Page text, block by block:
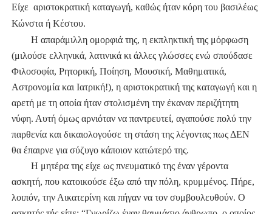
Είχε αριστοκρατική καταγωγή, καθώς ήταν κόρη του βασιλέως
Κώνστα ή Κέστου.
Η απαράμιλλη ομορφιά της, η εκπληκτική της μόρφωση
(μιλούσε ελληνικά, λατινικά κι άλλες γλώσσες ενώ σπούδασε
Φιλοσοφία, Ρητορική, Ποίηση, Μουσική, Μαθηματικά,
Αστρονομία και Ιατρική!), η αριστοκρατική της καταγωγή και η
αρετή με τη οποία ήταν στολισμένη την έκαναν περιζήτητη
νύφη. Αυτή όμως αρνιόταν να παντρευτεί, αγαπούσε πολύ την
παρθενία και δικαιολογούσε τη στάση της λέγοντας πως ΔΕΝ
θα έπαιρνε για σύζυγο κάποιον κατώτερό της.
Η μητέρα της είχε ως πνευματικό της έναν γέροντα
ασκητή, που κατοικούσε έξω από την πόλη, κρυμμένος. Πήρε,
λοιπόν, την Αικατερίνη και πήγαν να τον συμβουλευθούν. Ο